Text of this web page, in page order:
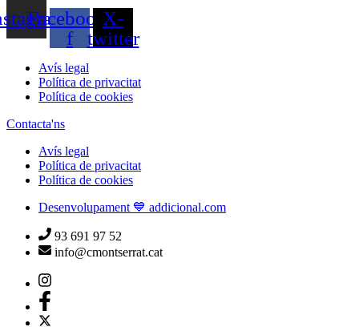
Facebook-
f
X-
twitter
Avís legal
Política de privacitat
Política de cookies
Contacta'ns
Avís legal
Política de privacitat
Política de cookies
Desenvolupament 💙 addicional.com
93 691 97 52
info@cmontserrat.cat